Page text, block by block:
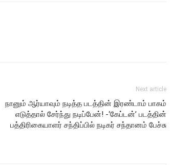
Next article
நானும் ஆர்யாவும் நடித்த படத்தின் இரண்டாம் பாகம்
எடுத்தால் சேர்ந்து நடிப்பேன்! -‘கேப்டன்’ படத்தின்
பத்திரிகையாளர் சந்திப்பில் நடிகர் சந்தானம் பேச்சு